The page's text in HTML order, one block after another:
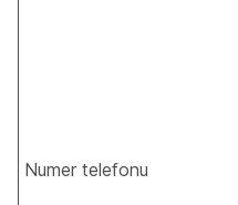
Numer telefonu